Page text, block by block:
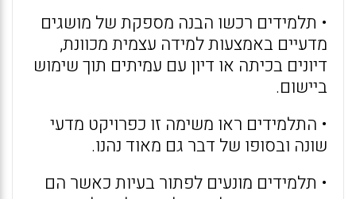
• תלמידים רכשו הבנה מספקת של מושגים
מדעיים באמצעות למידה עצמית מכוונת,
דיונים בכיתה או דיון עם עמיתים תוך שימוש
ביישום.
• התלמידים ראו משימה זו כפרויקט מדעי
שונה ובסופו של דבר גם מאוד נהנו.
• תלמידים מונעים לפתור בעיות כאשר הם